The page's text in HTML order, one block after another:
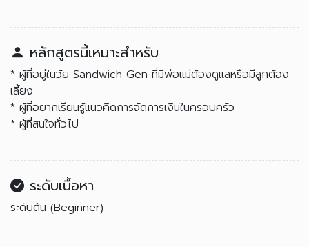
หลักสูตรนี้เหมาะสำหรับ
* ผู้ที่อยู่ในวัย Sandwich Gen ที่มีพ่อแม่ต้องดูแลหรือมีลูกต้อง
เลี้ยง
* ผู้ที่อยากเรียนรู้แนวคิดการจัดการเงินในครอบครัว
* ผู้ที่สนใจทั่วไป
ระดับเนื้อหา
ระดับต้น (Beginner)